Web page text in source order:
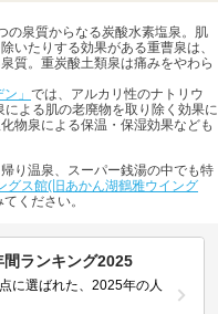
の泉質からなる炭酸水素塩泉。肌
いたりする効果がある重曹泉は、
質。重炭酸土類泉は痛みをやわら
」 では、アルカリ性のナトリウ
よる肌の老廃物を取り除く効果に
物泉による保温・保湿効果なども
り温泉、スーパー銭湯の中でも特
グス館(旧あかん湖鶴雅ウイング
ください。
ランキング2025
に選ばれた、2025年の人